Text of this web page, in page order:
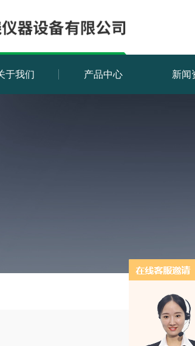
于我们 产品中心 新闻